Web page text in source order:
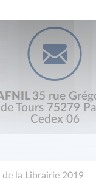
35 rue
de Tours 75279
Cedex 06
la Librairie 2019